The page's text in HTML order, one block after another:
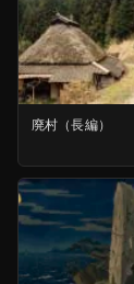
廃村（長編）